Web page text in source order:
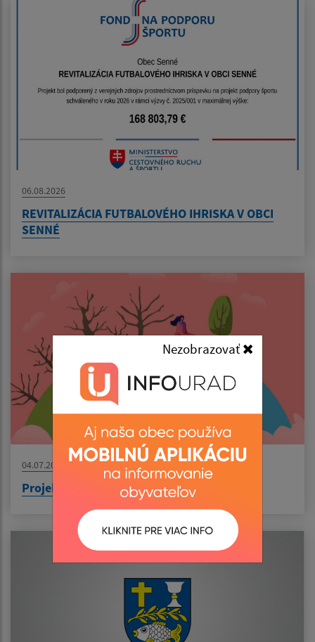
Nezobrazovať
06.08.2026
REVITALIZÁCIA FUTBALOVÉHO IHRISKA V OBCI
SENNÉ
04.07.2026
Projekt: Výsadba zelene v obci Senné